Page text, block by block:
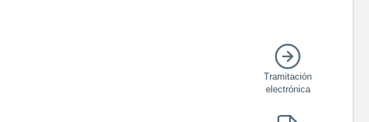
Tramitación
electrónica